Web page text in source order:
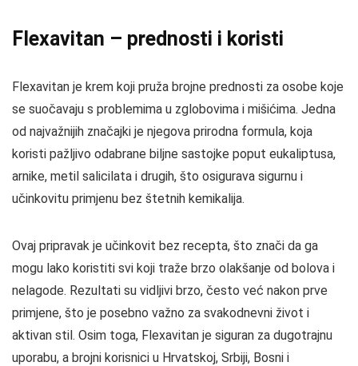
Flexavitan – prednosti i koristi
Flexavitan je krem koji pruža brojne prednosti za osobe koje
se suočavaju s problemima u zglobovima i mišićima. Jedna
od najvažnijih značajki je njegova prirodna formula, koja
koristi pažljivo odabrane biljne sastojke poput eukaliptusa,
arnike, metil salicilata i drugih, što osigurava sigurnu i
učinkovitu primjenu bez štetnih kemikalija.
Ovaj pripravak je učinkovit bez recepta, što znači da ga
mogu lako koristiti svi koji traže brzo olakšanje od bolova i
nelagode. Rezultati su vidljivi brzo, često već nakon prve
primjene, što je posebno važno za svakodnevni život i
aktivan stil. Osim toga, Flexavitan je siguran za dugotrajnu
uporabu, a brojni korisnici u Hrvatskoj, Srbiji, Bosni i